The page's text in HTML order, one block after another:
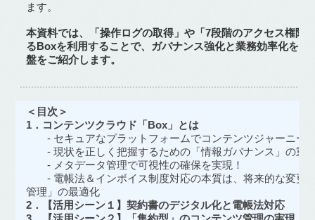
ます。
本資料では、「操作ログの取得」や「7段階のアクセス権限
るBoxを利用することで、ガバナンス強化と業務効率化を両
盤をご紹介します。
＜目次＞
1．コンテンツクラウド「Box」とは
- セキュアなプラットフォームでコンテンツジャーニー
- 現状を正しく把握するための「情報ガバナンス」の重
- メタデータ管理で可視性の確保を実現！
- 電帳法＆インボイス制度対応の本質は、将来的な変更
管理」の最適化
2．【活用シーン１】契約書のデジタル化と電帳法対応